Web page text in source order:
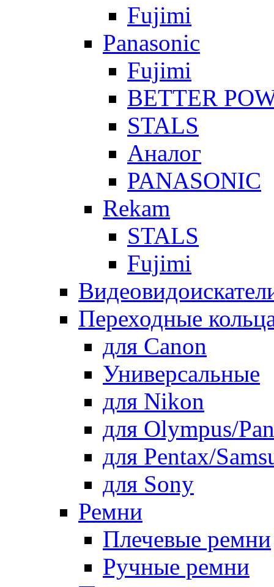
Fujimi
Panasonic
Fujimi
BETTER
STALS
Аналог
PANASONIC
Rekam
STALS
Fujimi
Переходные
для Canon
Универсальные
для Nikon
для Olympus/
для Pentax/
для Sony
Ремни
Плечевые ремни
Ручные ремни